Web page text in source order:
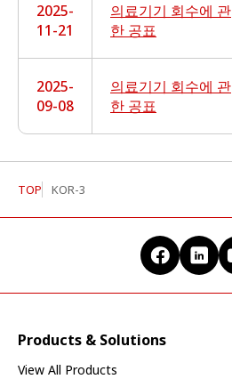
2025-
11-21
의료기기 회수에 관
한 공표
2025-
09-08
의료기기 회수에 관
한 공표
TOP KOR-3
Products & Solutions
View All Products